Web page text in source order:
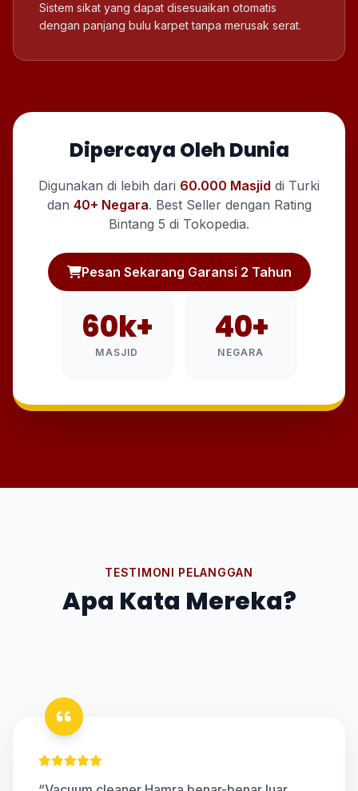
Sistem sikat yang dapat disesuaikan otomatis
dengan panjang bulu karpet tanpa merusak serat.
Dipercaya Oleh Dunia
Digunakan di lebih dari 60.000 Masjid di Turki
dan 40+ Negara. Best Seller dengan Rating
Bintang 5 di Tokopedia.
Pesan Sekarang Garansi 2 Tahun
60k+
MASJID
40+
NEGARA
TESTIMONI PELANGGAN
Apa Kata Mereka?